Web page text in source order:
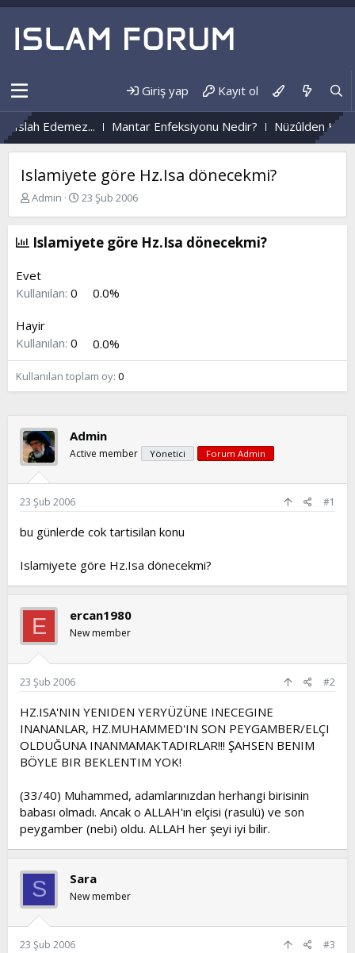
Giriş yap Kayıt ol
Mantar Enfeksiyonu Nedir? Nüzûlden Hayata...
Islamiyete göre Hz.Isa dönecekmi?
K
b
u
b
ş
l
a
Admin
B
l
h
23 Şub 2006
Islamiyete göre Hz.Isa dönecekmi?
Evet
Kullanılan: 0 0.0%
Hayir
Kullanılan: 0 0.0%
Kullanılan toplam oy 0
Admin
Active member Yönetici Forum Admin
23 Şub 2006 #1
bu günlerde cok tartisilan konu
Islamiyete göre Hz.Isa dönecekmi?
E ercan1980
New member
23 Şub 2006 #2
HZ.ISA'NIN YENIDEN YERYÜZÜNE INECEGINE
INANANLAR, HZ.MUHAMMED'IN SON PEYGAMBER/ELÇI
OLDUĞUNA INANMAMAKTADIRLAR!!! ŞAHSEN BENIM
BÖYLE BIR BEKLENTIM YOK!
(33/40) Muhammed, adamlarınızdan herhangi birisinin
babası olmadı. Ancak o ALLAH'ın elçisi (rasulü) ve son
peygamber (nebi) oldu. ALLAH her şeyi iyi bilir.
S Sara
New member
23 Şub 2006 #3